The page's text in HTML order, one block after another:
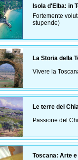
Isola d'Elba: in
Fortemente
stupende)
La Storia della
Vivere la
Le terre del
Passione del
Toscana: Arte